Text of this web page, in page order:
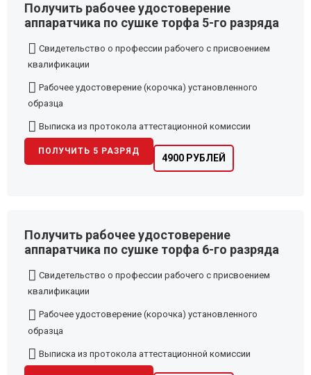
Получить рабочее удостоверение
аппаратчика по сушке торфа 5-го разряда
Свидетельство о профессии рабочего с присвоением
квалификации
Рабочее удостоверение (корочка) установленного
образца
Выписка из протокола аттестационной комиссии
4900 РУБЛЕЙ
ПОЛУЧИТЬ 5 РАЗРЯД
Получить рабочее удостоверение
аппаратчика по сушке торфа 6-го разряда
Свидетельство о профессии рабочего с присвоением
квалификации
Рабочее удостоверение (корочка) установленного
образца
Выписка из протокола аттестационной комиссии